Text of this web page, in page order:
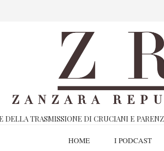
DELLA TRASMISSIONE DI CRUCIANI E
HOME I PODCAST